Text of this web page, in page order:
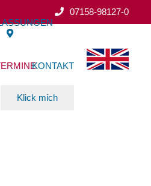
07158-98127-0
KONTAKT
Klick mich